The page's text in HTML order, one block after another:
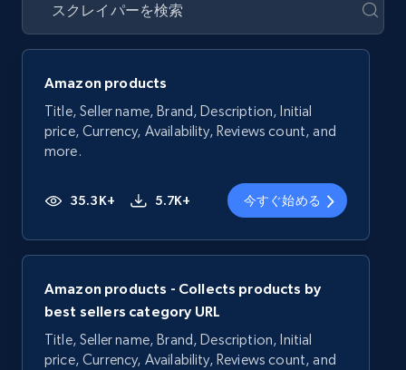
Amazon products
Title, Seller name, Brand, Description, Initial
price, Currency, Availability, Reviews count, and
more.
35.3K+ 5.7K+ 今すぐ始める
Amazon products - Collects products by
best sellers category URL
Title, Seller name, Brand, Description, Initial
price, Currency, Availability, Reviews count, and